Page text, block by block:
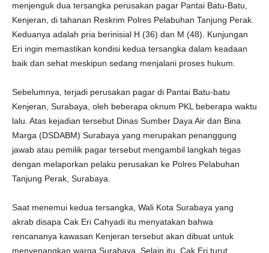
menjenguk dua tersangka perusakan pagar Pantai Batu-Batu,
Kenjeran, di tahanan Reskrim Polres Pelabuhan Tanjung Perak.
Keduanya adalah pria berinisial H (36) dan M (48). Kunjungan
Eri ingin memastikan kondisi kedua tersangka dalam keadaan
baik dan sehat meskipun sedang menjalani proses hukum.
Sebelumnya, terjadi perusakan pagar di Pantai Batu-batu
Kenjeran, Surabaya, oleh beberapa oknum PKL beberapa waktu
lalu. Atas kejadian tersebut Dinas Sumber Daya Air dan Bina
Marga (DSDABM) Surabaya yang merupakan penanggung
jawab atau pemilik pagar tersebut mengambil langkah tegas
dengan melaporkan pelaku perusakan ke Polres Pelabuhan
Tanjung Perak, Surabaya.
Saat menemui kedua tersangka, Wali Kota Surabaya yang
akrab disapa Cak Eri Cahyadi itu menyatakan bahwa
rencananya kawasan Kenjeran tersebut akan dibuat untuk
menyenangkan warga Surabaya. Selain itu, Cak Eri turut